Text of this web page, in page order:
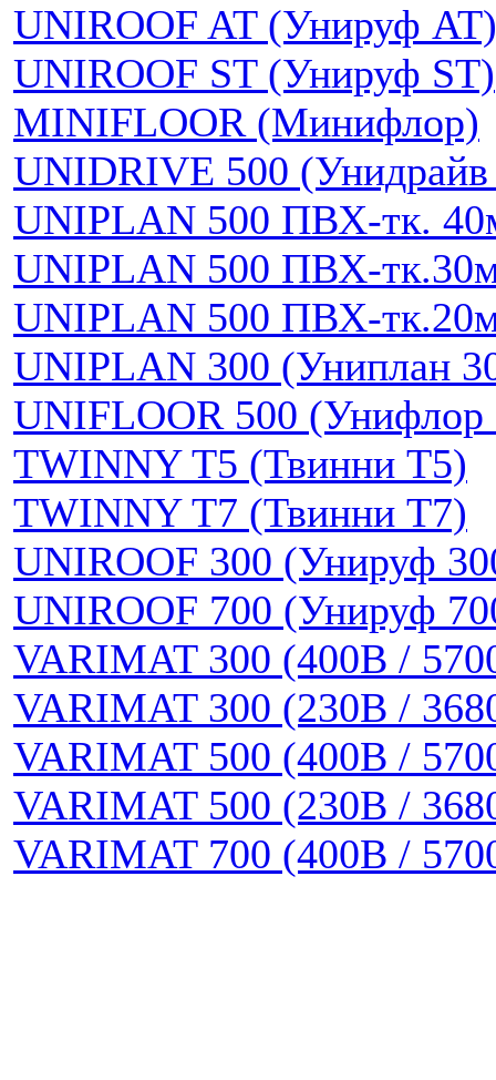
UNIROOF AT (Унируф AT)
UNIROOF ST (Унируф ST)
MINIFLOOR (Минифлор)
UNIDRIVE 500 (Унидрайв
UNIPLAN 500 ПВХ-тк.
UNIPLAN 500 ПВХ-
UNIPLAN 500 ПВХ-
UNIPLAN 300 (Униплан
UNIFLOOR 500 (Унифлор
TWINNY T5 (Твинни Т5)
TWINNY T7 (Твинни Т7)
UNIROOF 300 (Унируф
UNIROOF 700 (Унируф
VARIMAT 300 (400В /
VARIMAT 300 (230В /
VARIMAT 500 (400В /
VARIMAT 500 (230В /
VARIMAT 700 (400В /